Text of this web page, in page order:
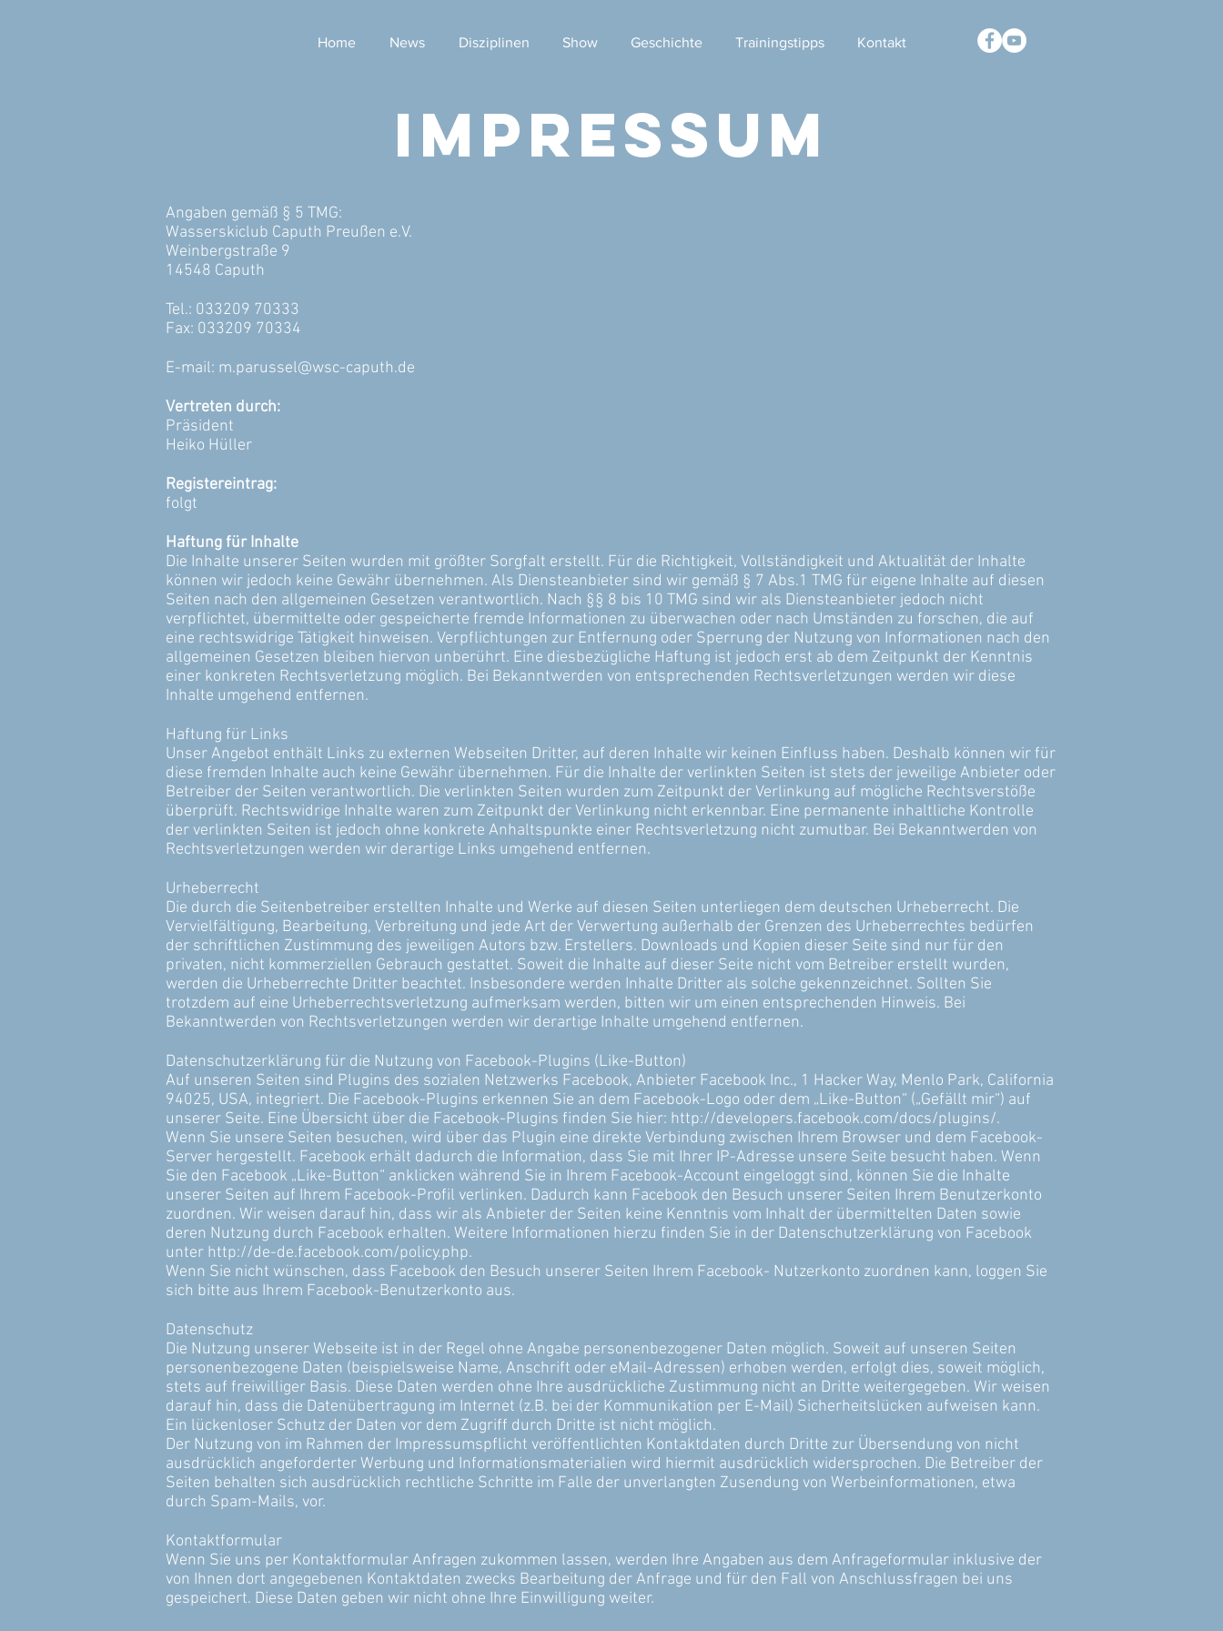
Home News Disziplinen Show Geschichte Trainingstipps Kontakt
IMPRESSUM
Angaben gemäß § 5 TMG:
Wasserskiclub Caputh Preußen e.V.
Weinbergstraße 9
14548 Caputh
Tel.: 033209 70333
Fax: 033209 70334
E-mail: m.parussel@wsc-caputh.de
Vertreten durch:
Präsident
Heiko Hüller
Registereintrag:
folgt
Haftung für Inhalte
Die Inhalte unserer Seiten wurden mit größter Sorgfalt erstellt. Für die Richtigkeit, Vollständigkeit und Aktualität der Inhalte
können wir jedoch keine Gewähr übernehmen. Als Diensteanbieter sind wir gemäß § 7 Abs.1 TMG für eigene Inhalte auf diesen
Seiten nach den allgemeinen Gesetzen verantwortlich. Nach §§ 8 bis 10 TMG sind wir als Diensteanbieter jedoch nicht
verpflichtet, übermittelte oder gespeicherte fremde Informationen zu überwachen oder nach Umständen zu forschen, die auf
eine rechtswidrige Tätigkeit hinweisen. Verpflichtungen zur Entfernung oder Sperrung der Nutzung von Informationen nach den
allgemeinen Gesetzen bleiben hiervon unberührt. Eine diesbezügliche Haftung ist jedoch erst ab dem Zeitpunkt der Kenntnis
einer konkreten Rechtsverletzung möglich. Bei Bekanntwerden von entsprechenden Rechtsverletzungen werden wir diese
Inhalte umgehend entfernen.
Haftung für Links
Unser Angebot enthält Links zu externen Webseiten Dritter, auf deren Inhalte wir keinen Einfluss haben. Deshalb können wir für
diese fremden Inhalte auch keine Gewähr übernehmen. Für die Inhalte der verlinkten Seiten ist stets der jeweilige Anbieter oder
Betreiber der Seiten verantwortlich. Die verlinkten Seiten wurden zum Zeitpunkt der Verlinkung auf mögliche Rechtsverstöße
überprüft. Rechtswidrige Inhalte waren zum Zeitpunkt der Verlinkung nicht erkennbar. Eine permanente inhaltliche Kontrolle
der verlinkten Seiten ist jedoch ohne konkrete Anhaltspunkte einer Rechtsverletzung nicht zumutbar. Bei Bekanntwerden von
Rechtsverletzungen werden wir derartige Links umgehend entfernen.
Urheberrecht
Die durch die Seitenbetreiber erstellten Inhalte und Werke auf diesen Seiten unterliegen dem deutschen Urheberrecht. Die
Vervielfältigung, Bearbeitung, Verbreitung und jede Art der Verwertung außerhalb der Grenzen des Urheberrechtes bedürfen
der schriftlichen Zustimmung des jeweiligen Autors bzw. Erstellers. Downloads und Kopien dieser Seite sind nur für den
privaten, nicht kommerziellen Gebrauch gestattet. Soweit die Inhalte auf dieser Seite nicht vom Betreiber erstellt wurden,
werden die Urheberrechte Dritter beachtet. Insbesondere werden Inhalte Dritter als solche gekennzeichnet. Sollten Sie
trotzdem auf eine Urheberrechtsverletzung aufmerksam werden, bitten wir um einen entsprechenden Hinweis. Bei
Bekanntwerden von Rechtsverletzungen werden wir derartige Inhalte umgehend entfernen.
Datenschutzerklärung für die Nutzung von Facebook-Plugins (Like-Button)
Auf unseren Seiten sind Plugins des sozialen Netzwerks Facebook, Anbieter Facebook Inc., 1 Hacker Way, Menlo Park, California
94025, USA, integriert. Die Facebook-Plugins erkennen Sie an dem Facebook-Logo oder dem „Like-Button“ („Gefällt mir“) auf
unserer Seite. Eine Übersicht über die Facebook-Plugins finden Sie hier: http://developers.facebook.com/docs/plugins/.
Wenn Sie unsere Seiten besuchen, wird über das Plugin eine direkte Verbindung zwischen Ihrem Browser und dem Facebook-
Server hergestellt. Facebook erhält dadurch die Information, dass Sie mit Ihrer IP-Adresse unsere Seite besucht haben. Wenn
Sie den Facebook „Like-Button“ anklicken während Sie in Ihrem Facebook-Account eingeloggt sind, können Sie die Inhalte
unserer Seiten auf Ihrem Facebook-Profil verlinken. Dadurch kann Facebook den Besuch unserer Seiten Ihrem Benutzerkonto
zuordnen. Wir weisen darauf hin, dass wir als Anbieter der Seiten keine Kenntnis vom Inhalt der übermittelten Daten sowie
deren Nutzung durch Facebook erhalten. Weitere Informationen hierzu finden Sie in der Datenschutzerklärung von Facebook
unter http://de-de.facebook.com/policy.php.
Wenn Sie nicht wünschen, dass Facebook den Besuch unserer Seiten Ihrem Facebook- Nutzerkonto zuordnen kann, loggen Sie
sich bitte aus Ihrem Facebook-Benutzerkonto aus.
Datenschutz
Die Nutzung unserer Webseite ist in der Regel ohne Angabe personenbezogener Daten möglich. Soweit auf unseren Seiten
personenbezogene Daten (beispielsweise Name, Anschrift oder eMail-Adressen) erhoben werden, erfolgt dies, soweit möglich,
stets auf freiwilliger Basis. Diese Daten werden ohne Ihre ausdrückliche Zustimmung nicht an Dritte weitergegeben. Wir weisen
darauf hin, dass die Datenübertragung im Internet (z.B. bei der Kommunikation per E-Mail) Sicherheitslücken aufweisen kann.
Ein lückenloser Schutz der Daten vor dem Zugriff durch Dritte ist nicht möglich.
Der Nutzung von im Rahmen der Impressumspflicht veröffentlichten Kontaktdaten durch Dritte zur Übersendung von nicht
ausdrücklich angeforderter Werbung und Informationsmaterialien wird hiermit ausdrücklich widersprochen. Die Betreiber der
Seiten behalten sich ausdrücklich rechtliche Schritte im Falle der unverlangten Zusendung von Werbeinformationen, etwa
durch Spam-Mails, vor.
Kontaktformular
Wenn Sie uns per Kontaktformular Anfragen zukommen lassen, werden Ihre Angaben aus dem Anfrageformular inklusive der
von Ihnen dort angegebenen Kontaktdaten zwecks Bearbeitung der Anfrage und für den Fall von Anschlussfragen bei uns
gespeichert. Diese Daten geben wir nicht ohne Ihre Einwilligung weiter.